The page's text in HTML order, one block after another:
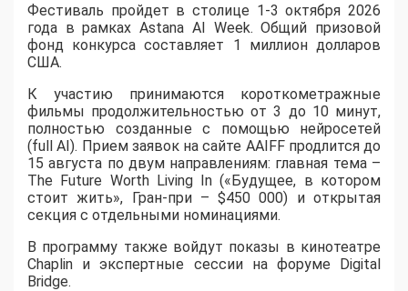
​Фестиваль пройдет в столице 1-3 октября 2026
года в рамках Astana AI Week. Общий призовой
фонд конкурса составляет 1 миллион долларов
США.
К участию принимаются короткометражные
фильмы продолжительностью от 3 до 10 минут,
полностью созданные с помощью нейросетей
(full AI). Прием заявок на сайте AAIFF продлится до
15 августа по двум направлениям: главная тема –
The Future Worth Living In («Будущее, в котором
стоит жить», Гран-при – $450 000) и открытая
секция с отдельными номинациями.
В программу также войдут показы в кинотеатре
Chaplin и экспертные сессии на форуме Digital
Bridge.